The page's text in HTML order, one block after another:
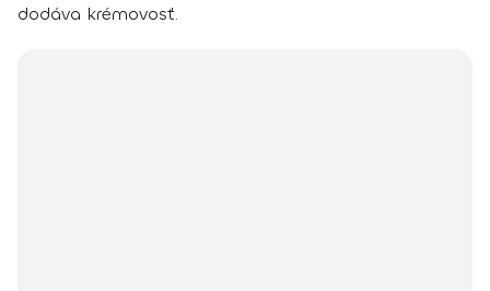
dodáva krémovosť.